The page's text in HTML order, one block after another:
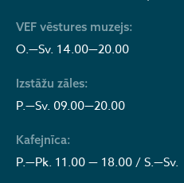
VEF vēstures muzejs:
O.—Sv. 14.00—20.00
Izstāžu zāles:
P.—Sv. 09.00—20.00
Kafejnīca:
P.—Pk. 11.00 — 18.00 / S.—Sv.